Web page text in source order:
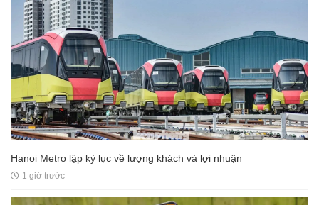
Hanoi Metro lập kỷ lục về lượng khách và lợi nhuận
1 giờ trước